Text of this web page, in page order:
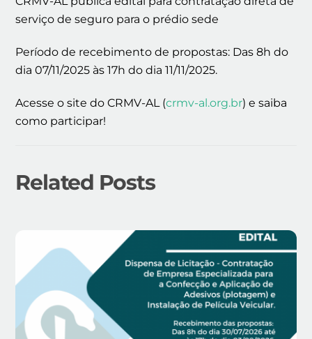
serviço de seguro para o prédio sede
Período de recebimento de propostas: Das 8h do
dia 07/11/2025 às 17h do dia 11/11/2025.
Acesse o site do CRMV-AL (crmv-al.org.br) e saiba
como participar!
Related Posts